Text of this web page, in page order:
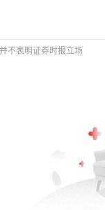
不表明证券时报立场